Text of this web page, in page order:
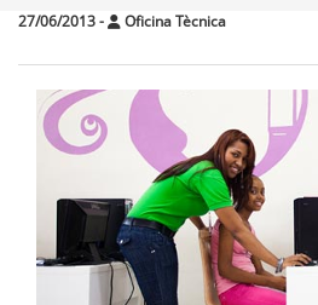
27/06/2013- Oficina Tècnica